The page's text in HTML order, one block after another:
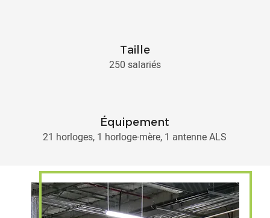
Taille
250 salariés
Équipement
21 horloges, 1 horloge-mère, 1 antenne ALS